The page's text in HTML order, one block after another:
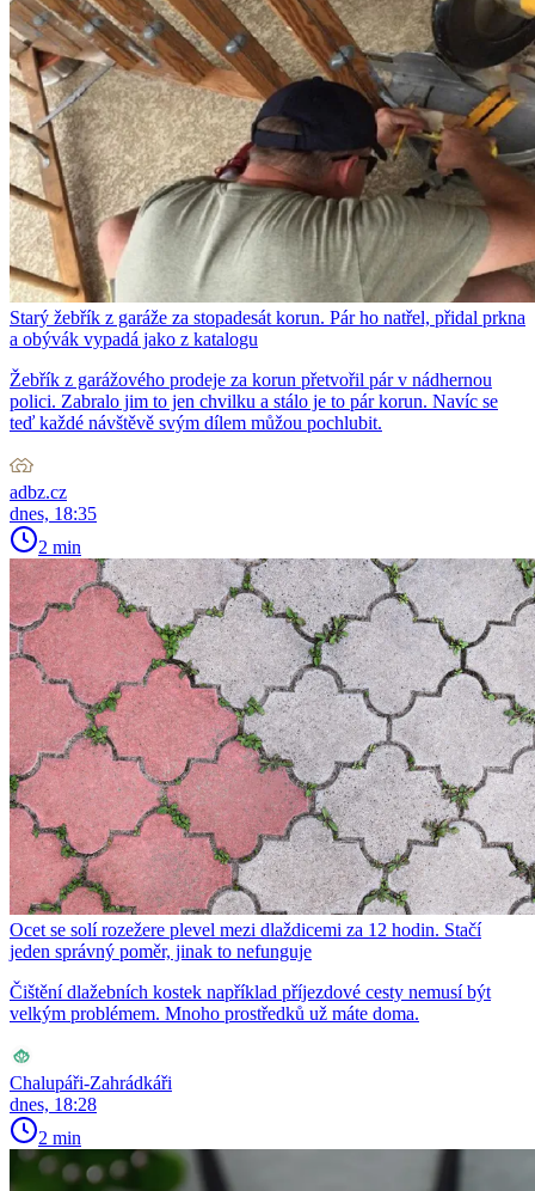
Starý žebřík z garáže za stopadesát korun. Pár ho natřel, přidal prkna
a obývák vypadá jako z katalogu
Žebřík z garážového prodeje za korun přetvořil pár v nádhernou
polici. Zabralo jim to jen chvilku a stálo je to pár korun. Navíc se
teď každé návštěvě svým dílem můžou pochlubit.
adbz.cz
dnes, 18:35
2 min
Ocet se solí rozežere plevel mezi dlaždicemi za 12 hodin. Stačí
jeden správný poměr, jinak to nefunguje
Čištění dlažebních kostek například příjezdové cesty nemusí být
velkým problémem. Mnoho prostředků už máte doma.
Chalupáři-Zahrádkáři
dnes, 18:28
2 min